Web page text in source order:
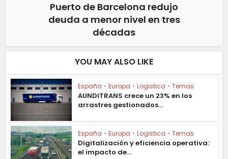
Puerto de Barcelona redujo
deuda a menor nivel en tres
décadas
YOU MAY ALSO LIKE
España • Europa • Logistica • Temas
AUNDITRANS crece un 23% en los
arrastres gestionados...
España • Europa • Logistica • Temas
Digitalización y eficiencia operativa:
el impacto de...